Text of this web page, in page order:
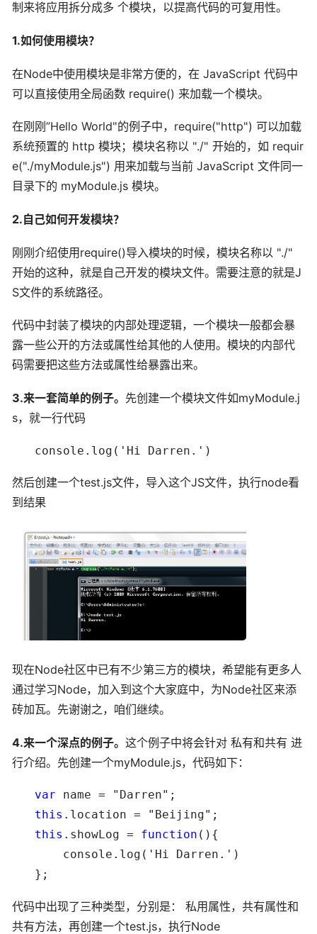
制来将应用拆分成多 个模块，以提高代码的可复用性。
1.如何使用模块？
在Node中使用模块是非常方便的，在 JavaScript 代码中
可以直接使用全局函数 require() 来加载一个模块。
在刚刚”Hello World"的例子中，require("http") 可以加载
系统预置的 http 模块；模块名称以 "./" 开始的，如 requir
e("./myModule.js") 用来加载与当前 JavaScript 文件同一
目录下的 myModule.js 模块。
2.自己如何开发模块？
刚刚介绍使用require()导入模块的时候，模块名称以 "./"
开始的这种，就是自己开发的模块文件。需要注意的就是J
S文件的系统路径。
代码中封装了模块的内部处理逻辑，一个模块一般都会暴
露一些公开的方法或属性给其他的人使用。模块的内部代
码需要把这些方法或属性给暴露出来。
3.来一套简单的例子。 先创建一个模块文件如myModule.j
s，就一行代码
console.log('Hi Darren.')
然后创建一个test.js文件，导入这个JS文件，执行node看
到结果
现在Node社区中已有不少第三方的模块，希望能有更多人
通过学习Node，加入到这个大家庭中，为Node社区来添
砖加瓦。先谢谢之，咱们继续。
4.来一个深点的例子。 这个例子中将会针对 私有和共有 进
行介绍。先创建一个myModule.js，代码如下：
var
this
this .showLog = function (){
console.log('Hi Darren.')
};
代码中出现了三种类型，分别是： 私用属性，共有属性和
共有方法，再创建一个test.js，执行Node